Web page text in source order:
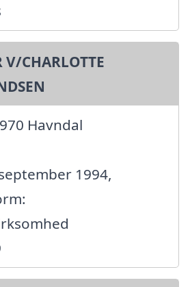
V/CHARLOTTE
Havndal
1994,